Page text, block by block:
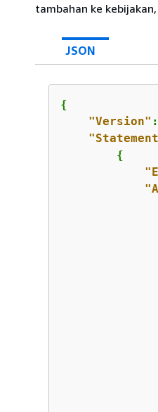
tambahan ke
JSON
{
"Version" :
{